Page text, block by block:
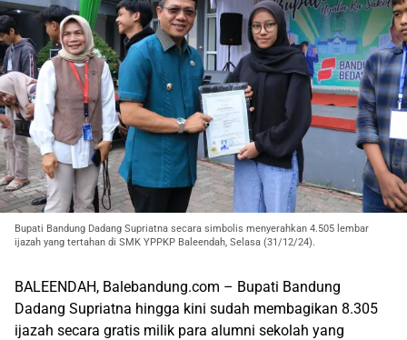
Bupati Bandung Dadang Supriatna secara simbolis menyerahkan 4.505 lembar
ijazah yang tertahan di SMK YPPKP Baleendah, Selasa (31/12/24).
BALEENDAH, Balebandung.com – Bupati Bandung
Dadang Supriatna hingga kini sudah membagikan 8.305
ijazah secara gratis milik para alumni sekolah yang